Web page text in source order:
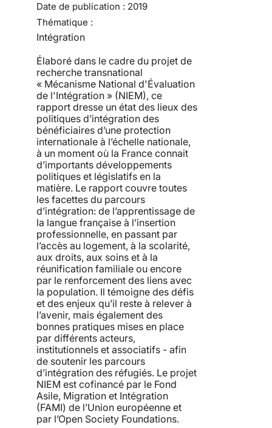
Date de publication : 2019
Thématique :
Intégration
Élaboré dans le cadre du projet de
recherche transnational
« Mécanisme National d'Évaluation
de l'Intégration » (NIEM), ce
rapport dresse un état des lieux des
politiques d’intégration des
bénéficiaires d’une protection
internationale à l’échelle nationale,
à un moment où la France connait
d’importants développements
politiques et législatifs en la
matière. Le rapport couvre toutes
les facettes du parcours
d’intégration: de l’apprentissage de
la langue française à l’insertion
professionnelle, en passant par
l’accès au logement, à la scolarité,
aux droits, aux soins et à la
réunification familiale ou encore
par le renforcement des liens avec
la population. Il témoigne des défis
et des enjeux qu’il reste à relever à
l’avenir, mais également des
bonnes pratiques mises en place
par différents acteurs,
institutionnels et associatifs - afin
de soutenir les parcours
d’intégration des réfugiés. Le projet
NIEM est cofinancé par le Fond
Asile, Migration et Intégration
(FAMI) de l’Union européenne et
par l’Open Society Foundations.